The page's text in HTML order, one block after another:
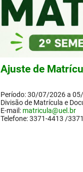
Ajuste de
Período: 30/07/2026 a
Divisão de Matrícula e
E-mail: matricula@uel.br
Telefone: 3371-4413 /